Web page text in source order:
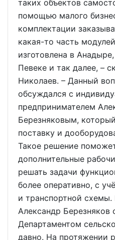
таких объектов
помощью малого
комплектации
какая-то часть
изготовлена в
Певеке и так далее, –
Николаев. – Данный
обсуждался с
предпринимателем
Березняковым,
поставку и
Такое решение
дополнительные
решать задачи
более оперативно, с
и транспортной
Александр Березняков
Департаментом
давно. На протяжении